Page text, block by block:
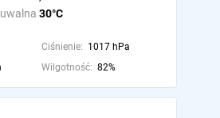
30°C
Ciśnienie: 1017 hPa
Wilgotność: 82%